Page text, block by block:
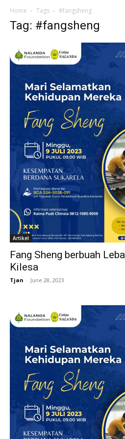
Home Tags #fangsheng
Tag: #fangsheng
Artikel
Fang Sheng berbuah
Kilesa
Tjan - June 28, 2023